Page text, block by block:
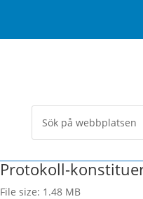
Protokoll-
File size: 1.48 MB